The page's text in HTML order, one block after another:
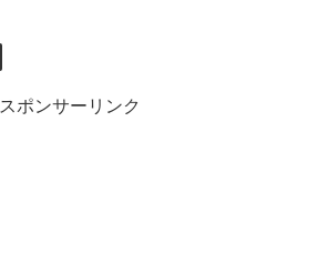
スポンサーリンク